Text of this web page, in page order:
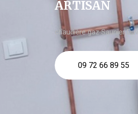
ARTISAN
chaudière gaz Saunier
09 72 66 89 55